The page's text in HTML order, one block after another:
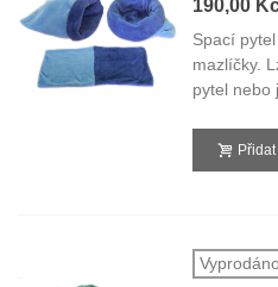
190,00
Spací
mazlíčky.
pytel nebo